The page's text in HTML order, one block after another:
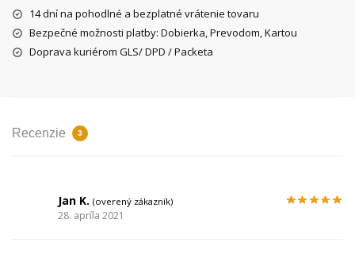
14 dní na pohodlné a bezplatné vrátenie tovaru
Bezpečné možnosti platby: Dobierka, Prevodom, Kartou
Doprava kuriérom GLS/ DPD / Packeta
Recenzie 3
Jan K. (overený zákazník)
28. apríla 2021